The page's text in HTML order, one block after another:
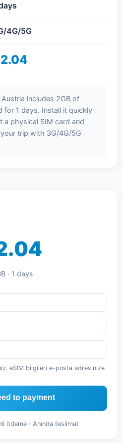
4G/5G
includes 2GB of
for 1 days. Install it quickly
a physical SIM card and
trip with 3G/4G/5G
· 1 days
eSIM bilgileri e-posta adresinize
to payment
ödeme · Anında teslimat